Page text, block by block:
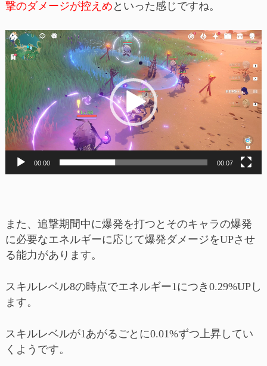
撃のダメージが控えめ といった感じですね。
動
画
プ
レ
ー
ヤ
ー
00:00 00:07
また、追撃期間中に爆発を打つとそのキャラの爆発
に必要なエネルギーに応じて爆発ダメージをUPさせ
る能力があります。
スキルレベル8の時点でエネルギー1につき0.29%UPし
ます。
スキルレベルが1あがるごとに0.01%ずつ上昇してい
くようです。